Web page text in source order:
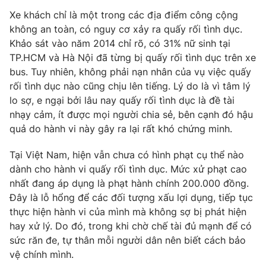
Hậu trường
Nhân vật
Khán giả
Giải sao mai
Điện ảnh
Âm nhạc
Sao
Đời sống
Du lịch
Làm đẹp
Chất lượng cuộc sống
Giáo dục
Tuyển sinh
Học trực tuyến
Công nghệ
Hitech Công nghệ tương lai
Sản phẩm
Thị trường
Tư vấn
Giao lưu trực tuyến
Lịch phát sóng
Chuyên mục khác
Emagazine Podcast
Xe khách chỉ là một trong các địa điểm công cộng
không an toàn, có nguy cơ xảy ra quấy rối tình dục.
Khảo sát vào năm 2014 chỉ rõ, có 31% nữ sinh tại
TP.HCM và Hà Nội đã từng bị quấy rối tình dục trên xe
bus. Tuy nhiên, không phải nạn nhân của vụ việc quấy
rối tình dục nào cũng chịu lên tiếng. Lý do là vì tâm lý
lo sợ, e ngại bởi lâu nay quấy rối tình dục là đề tài
nhạy cảm, ít được mọi người chia sẻ, bên cạnh đó hậu
quả do hành vi này gây ra lại rất khó chứng minh.
Tại Việt Nam, hiện vẫn chưa có hình phạt cụ thể nào
dành cho hành vi quấy rối tình dục. Mức xử phạt cao
nhất đang áp dụng là phạt hành chính 200.000 đồng.
Đây là lỗ hổng để các đối tượng xấu lợi dụng, tiếp tục
thực hiện hành vi của mình mà không sợ bị phát hiện
hay xử lý. Do đó, trong khi chờ chế tài đủ mạnh để có
sức răn đe, tự thân mỗi người dân nên biết cách bảo
vệ chính mình.